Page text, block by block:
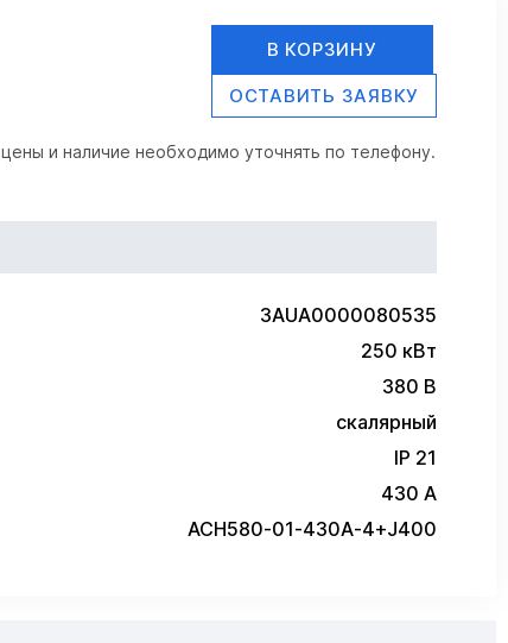
В КОРЗИНУ
ОСТАВИТЬ ЗАЯВКУ
, цены и наличие необходимо уточнять по телефону.
3AUA0000080535
250 кВт
380 В
скалярный
IP 21
430 А
ACH580-01-430A-4+J400